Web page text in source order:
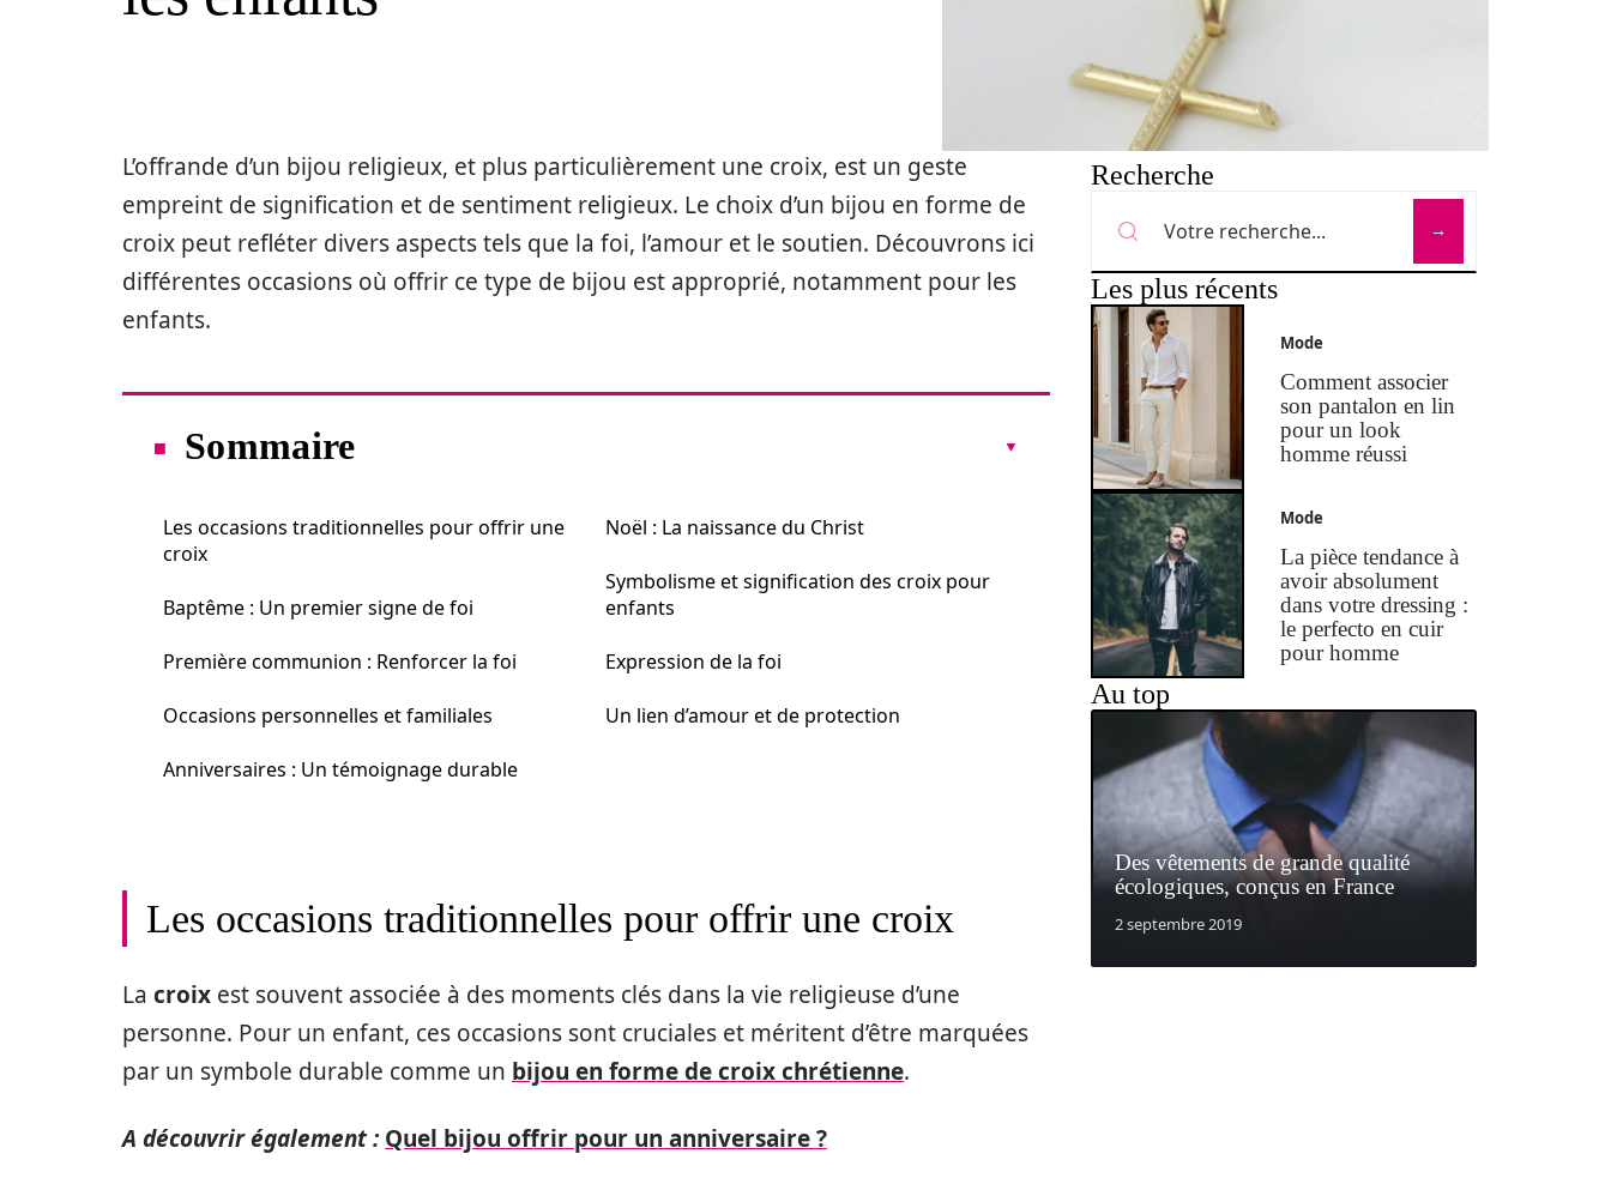
L’offrande d’un bijou religieux, et plus particulièrement une croix, est un geste
empreint de signification et de sentiment religieux. Le choix d’un bijou en forme de
croix peut refléter divers aspects tels que la foi, l’amour et le soutien. Découvrons ici
différentes occasions où offrir ce type de bijou est approprié, notamment pour les
enfants.
Sommaire
Les occasions traditionnelles pour offrir une
croix
Baptême : Un premier signe de foi
Première communion : Renforcer la foi
Occasions personnelles et familiales
Anniversaires : Un témoignage durable
Noël : La naissance du Christ
Symbolisme et signification des croix pour
enfants
Expression de la foi
Un lien d’amour et de protection
Les occasions traditionnelles pour offrir une croix
La croix est souvent associée à des moments clés dans la vie religieuse d’une
personne. Pour un enfant, ces occasions sont cruciales et méritent d’être marquées
par un symbole durable comme un bijou en forme de croix chrétienne.
A découvrir également : Quel bijou offrir pour un anniversaire ?
Recherche
Les plus récents
Mode
Comment associer
son pantalon en lin
pour un look
homme réussi
Mode
La pièce tendance à
avoir absolument
dans votre dressing :
le perfecto en cuir
pour homme
Au top
Des vêtements de grande qualité
écologiques, conçus en France
2 septembre 2019